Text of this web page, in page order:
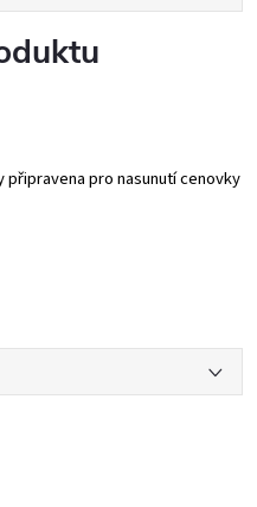
připravena pro nasunutí cenovky